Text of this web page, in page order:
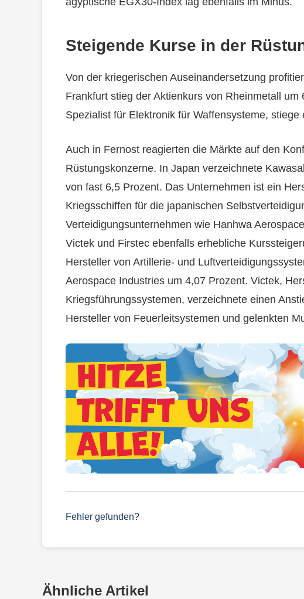
Steigende Kurse in der
Von der kriegerischen Auseinandersetzung
Frankfurt stieg der Aktienkurs von Rheinmetall
Spezialist für Elektronik für Waffensysteme,
Auch in Fernost reagierten die Märkte auf den
Rüstungskonzerne. In Japan verzeichnete
von fast 6,5 Prozent. Das Unternehmen ist ein
Kriegsschiffen für die japanischen
Verteidigungsunternehmen wie Hanhwa
Victek und Firstec ebenfalls erhebliche
Hersteller von Artillerie- und
Aerospace Industries um 4,07 Prozent. Victek,
Kriegsführungssystemen, verzeichnete einen
Hersteller von Feuerleitsystemen und gelenkten
Fehler gefunden?
Ähnliche Artikel